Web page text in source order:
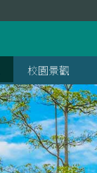
校園景觀